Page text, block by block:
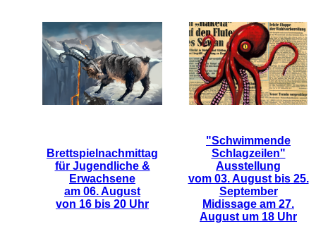
Brettspielnachmittag
für Jugendliche &
Erwachsene
am 06. August
von 16 bis 20 Uhr
"Schwimmende
Schlagzeilen"
Ausstellung
vom 03. August bis 25.
September
Midissage am 27.
August um 18 Uhr